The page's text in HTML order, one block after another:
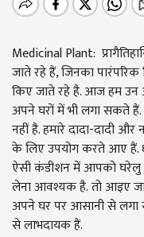
Medicinal Plant:
जाते रहे हैं, जिनका
किए जाते रहे है. आज हम उन
अपने घरों में भी लगा सकते
नहीं है. हमारे दादा-दादी
के लिए उपयोग करते आए हैं.
ऐसी कंडीशन में आपको घरेलु
लेना आवश्यक है. तो आइए
अपने घर पर आसानी से लगा
से लाभदायक हैं.